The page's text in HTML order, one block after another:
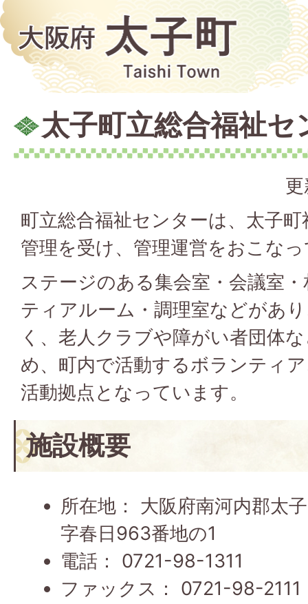
太子町立総合福祉セ
町立総合福祉センターは、太子
管理を受け、管理運営をおこな
ステージのある集会室・会議室
ティアルーム・調理室などがあ
く、老人クラブや障がい者団体
め、町内で活動するボランティ
活動拠点となっています。
施設概要
所在地： 大阪府南河内郡太
字春日963番地の1
電話： 0721-98-1311
ファックス： 0721-98-2111